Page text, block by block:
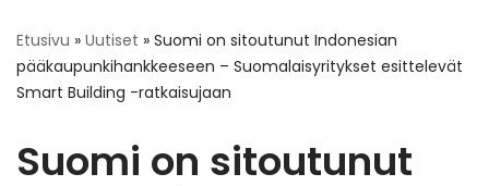
Etusivu » Uutiset » Suomi on sitoutunut Indonesian
pääkaupunkihankkeeseen – Suomalaisyritykset esittelevät
Smart Building -ratkaisujaan
Suomi on sitoutunut